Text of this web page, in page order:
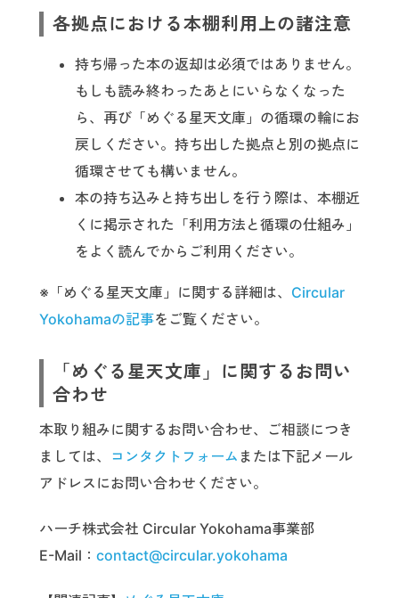
各拠点における本棚利用上の諸注意
持ち帰った本の返却は必須ではありません。
もしも読み終わったあとにいらなくなった
ら、再び「めぐる星天文庫」の循環の輪にお
戻しください。持ち出した拠点と別の拠点に
循環させても構いません。
本の持ち込みと持ち出しを行う際は、本棚近
くに掲示された「利用方法と循環の仕組み」
をよく読んでからご利用ください。
※「めぐる星天文庫」に関する詳細は、 Circular
Yokohamaの記事をご覧ください。
「めぐる星天文庫」に関するお問い
合わせ
本取り組みに関するお問い合わせ、ご相談につき
ましては、 コンタクトフォーム または下記メール
アドレスにお問い合わせください。
ハーチ株式会社 Circular Yokohama事業部
E-Mail： contact@circular.yokohama